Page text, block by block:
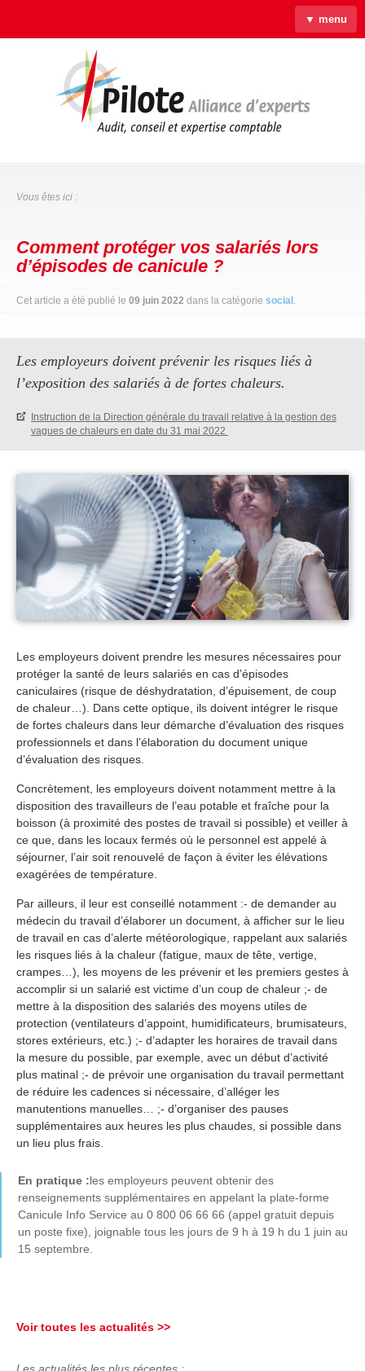
▼ menu
Vous êtes ici :
Comment protéger vos salariés lors
d’épisodes de canicule ?
Cet article a été publié le 09 juin 2022 dans la catégorie social .
Les employeurs doivent prévenir les risques liés à
l’exposition des salariés à de fortes chaleurs.
Instruction de la Direction générale du travail relative à la gestion des
vagues de chaleurs en date du 31 mai 2022
Les employeurs doivent prendre les mesures nécessaires pour
protéger la santé de leurs salariés en cas d’épisodes
caniculaires (risque de déshydratation, d’épuisement, de coup
de chaleur…). Dans cette optique, ils doivent intégrer le risque
de fortes chaleurs dans leur démarche d’évaluation des risques
professionnels et dans l’élaboration du document unique
d’évaluation des risques.
Concrètement, les employeurs doivent notamment mettre à la
disposition des travailleurs de l’eau potable et fraîche pour la
boisson (à proximité des postes de travail si possible) et veiller à
ce que, dans les locaux fermés où le personnel est appelé à
séjourner, l’air soit renouvelé de façon à éviter les élévations
exagérées de température.
Par ailleurs, il leur est conseillé notamment :- de demander au
médecin du travail d’élaborer un document, à afficher sur le lieu
de travail en cas d’alerte météorologique, rappelant aux salariés
les risques liés à la chaleur (fatigue, maux de tête, vertige,
crampes…), les moyens de les prévenir et les premiers gestes à
accomplir si un salarié est victime d’un coup de chaleur ;- de
mettre à la disposition des salariés des moyens utiles de
protection (ventilateurs d’appoint, humidificateurs, brumisateurs,
stores extérieurs, etc.) ;- d’adapter les horaires de travail dans
la mesure du possible, par exemple, avec un début d’activité
plus matinal ;- de prévoir une organisation du travail permettant
de réduire les cadences si nécessaire, d’alléger les
manutentions manuelles… ;- d’organiser des pauses
supplémentaires aux heures les plus chaudes, si possible dans
un lieu plus frais.
En pratique :les employeurs peuvent obtenir des
renseignements supplémentaires en appelant la plate-forme
Canicule Info Service au 0 800 06 66 66 (appel gratuit depuis
un poste fixe), joignable tous les jours de 9 h à 19 h du 1 juin au
15 septembre.
Voir toutes les actualités >>